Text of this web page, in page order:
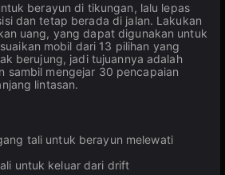
berayun di tikungan, lalu lepas
dan tetap berada di jalan. Lakukan
uang, yang dapat digunakan untuk
mobil dari 13 pilihan yang
berujung, jadi tujuannya adalah
sambil mengejar 30 pencapaian
lintasan.
tali untuk berayun melewati
untuk keluar dari drift